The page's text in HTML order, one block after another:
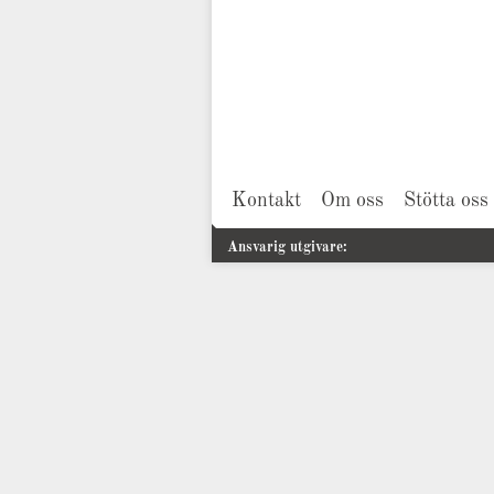
Kontakt Om oss Stötta oss
Ansvarig utgivare: